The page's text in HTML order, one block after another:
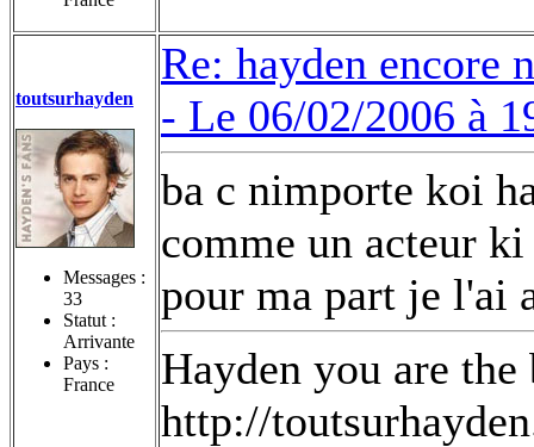
toutsurhayden
Messages :
33
Statut :
Arrivante
Pays :
France
Re: hayden encore
- Le 06/02/2006 à
ba c nimporte koi
comme un acteur
pour ma part je
Hayden you are
http://